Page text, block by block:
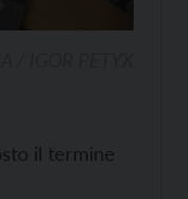
il termine